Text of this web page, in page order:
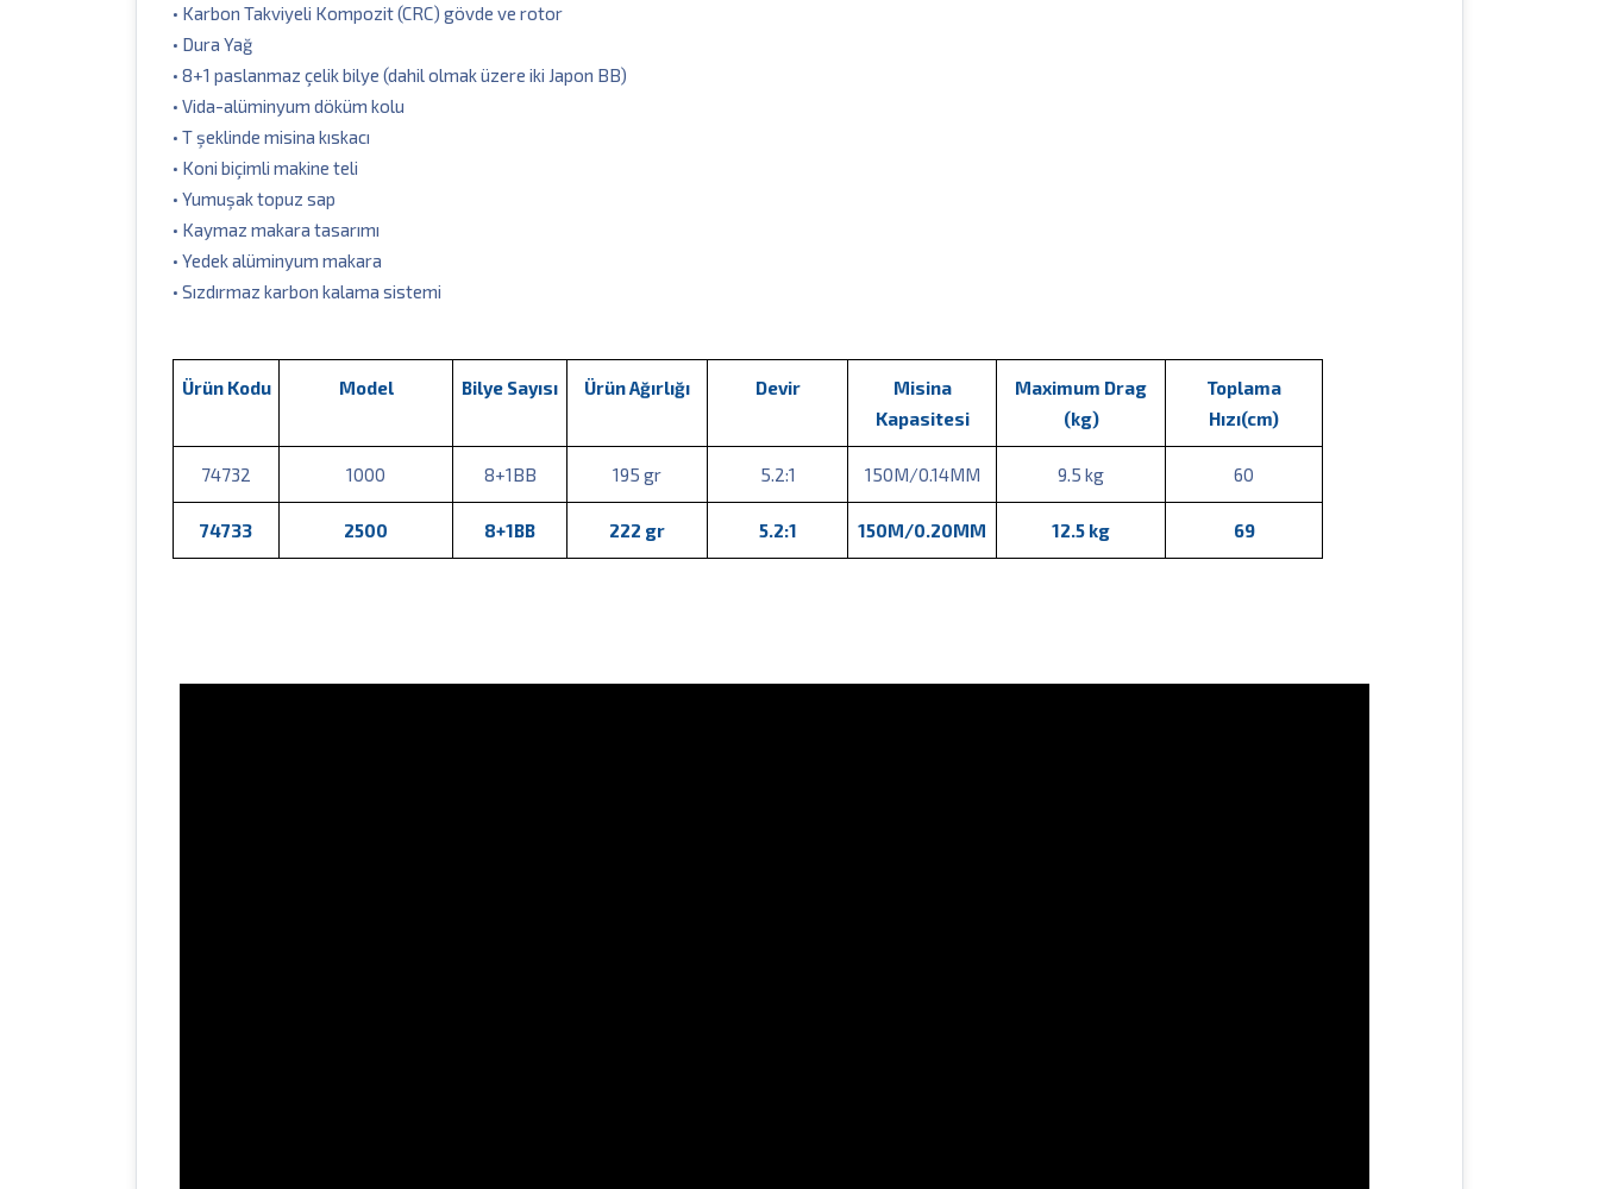
• Karbon Takviyeli Kompozit (CRC) gövde ve rotor
• Dura Yağ
• 8+1 paslanmaz çelik bilye (dahil olmak üzere iki Japon BB)
• Vida-alüminyum döküm kolu
• T şeklinde misina kıskacı
• Koni biçimli makine teli
• Yumuşak topuz sap
• Kaymaz makara tasarımı
• Yedek alüminyum makara
• Sızdırmaz karbon kalama sistemi
Ürün Kodu Model Bilye Sayısı Ürün Ağırlığı Devir
Misina
Kapasitesi
Maximum Drag
(kg)
Toplama
Hızı(cm)
74732 1000 8+1BB 195 gr 5.2:1 150M/0.14MM 9.5 kg 60
74733 2500 8+1BB 222 gr 5.2:1 150M/0.20MM 12.5 kg 69